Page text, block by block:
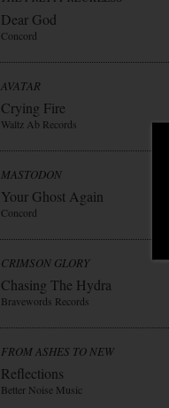
Dear God
Concord
AVATAR
Crying Fire
Waltz Ab Records
MASTODON
Your Ghost Again
Concord
CRIMSON GLORY
Chasing The Hydra
Bravewords Records
FROM ASHES TO NEW
Reflections
Better Noise Music